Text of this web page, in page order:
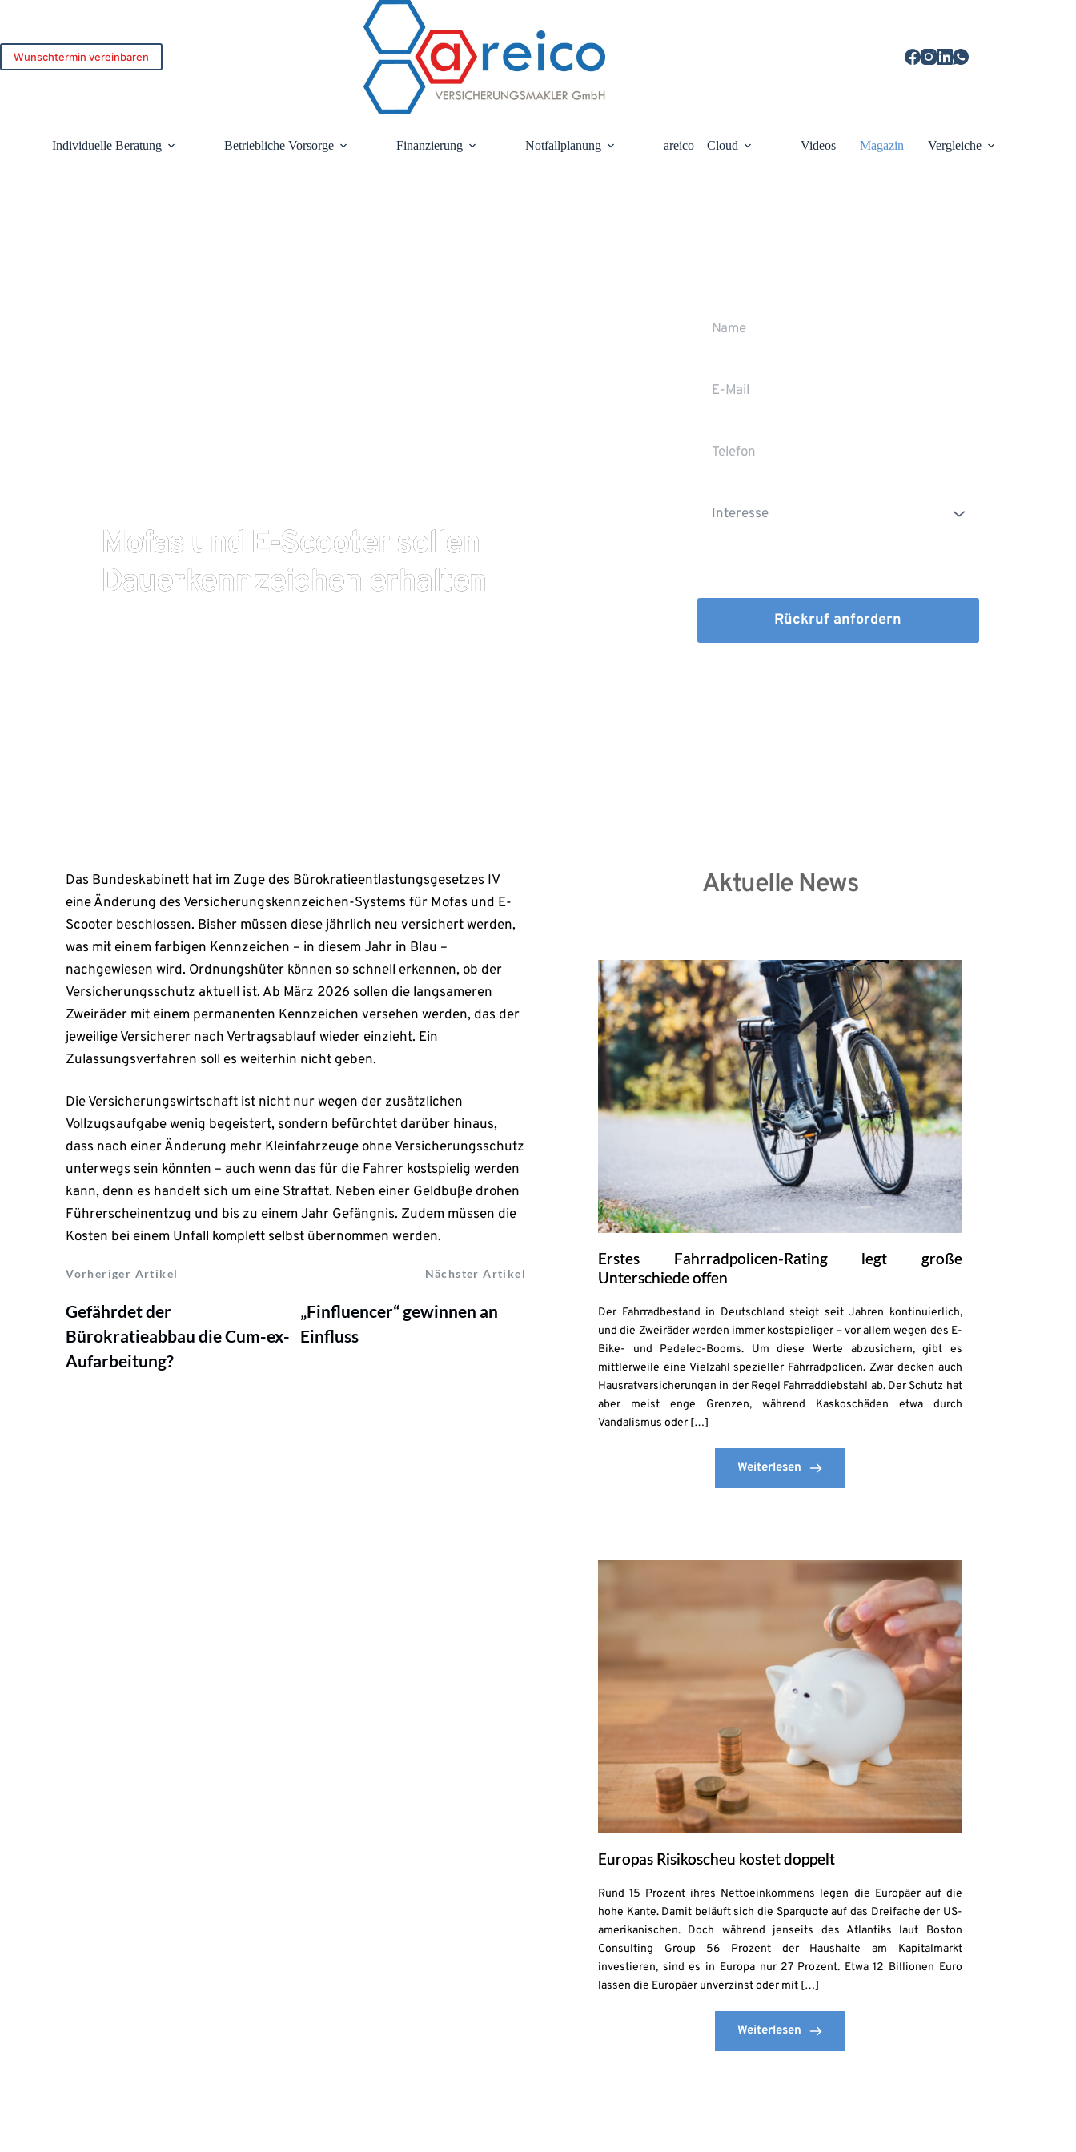
Wunschtermin vereinbaren
Individuelle Beratung Betriebliche Vorsorge Finanzierung Notfallplanung areico – Cloud Videos Magazin Vergleiche
Mofas und E-Scooter sollen
Dauerkennzeichen erhalten
Rückruf anfordern
Das Bundeskabinett hat im Zuge des Bürokratieentlastungsgesetzes IV
eine Änderung des Versicherungskennzeichen-Systems für Mofas und E-
Scooter beschlossen. Bisher müssen diese jährlich neu versichert werden,
was mit einem farbigen Kennzeichen – in diesem Jahr in Blau –
nachgewiesen wird. Ordnungshüter können so schnell erkennen, ob der
Versicherungsschutz aktuell ist. Ab März 2026 sollen die langsameren
Zweiräder mit einem permanenten Kennzeichen versehen werden, das der
jeweilige Versicherer nach Vertragsablauf wieder einzieht. Ein
Zulassungsverfahren soll es weiterhin nicht geben.
Die Versicherungswirtschaft ist nicht nur wegen der zusätzlichen
Vollzugsaufgabe wenig begeistert, sondern befürchtet darüber hinaus,
dass nach einer Änderung mehr Kleinfahrzeuge ohne Versicherungsschutz
unterwegs sein könnten – auch wenn das für die Fahrer kostspielig werden
kann, denn es handelt sich um eine Straftat. Neben einer Geldbuße drohen
Führerscheinentzug und bis zu einem Jahr Gefängnis. Zudem müssen die
Kosten bei einem Unfall komplett selbst übernommen werden.
Vorheriger Artikel Nächster Artikel
Gefährdet der
Bürokratieabbau die Cum-ex-
Aufarbeitung?
„Finfluencer“ gewinnen an
Einfluss
Aktuelle News
Erstes Fahrradpolicen-Rating legt große
Unterschiede offen
Der Fahrradbestand in Deutschland steigt seit Jahren kontinuierlich,
und die Zweiräder werden immer kostspieliger – vor allem wegen des E-
Bike- und Pedelec-Booms. Um diese Werte abzusichern, gibt es
mittlerweile eine Vielzahl spezieller Fahrradpolicen. Zwar decken auch
Hausratversicherungen in der Regel Fahrraddiebstahl ab. Der Schutz hat
aber meist enge Grenzen, während Kaskoschäden etwa durch
Vandalismus oder […]
Weiterlesen
Europas Risikoscheu kostet doppelt
Rund 15 Prozent ihres Nettoeinkommens legen die Europäer auf die
hohe Kante. Damit beläuft sich die Sparquote auf das Dreifache der US-
amerikanischen. Doch während jenseits des Atlantiks laut Boston
Consulting Group 56 Prozent der Haushalte am Kapitalmarkt
investieren, sind es in Europa nur 27 Prozent. Etwa 12 Billionen Euro
lassen die Europäer unverzinst oder mit […]
Weiterlesen